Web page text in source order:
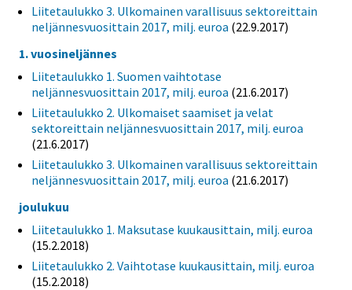
Liitetaulukko 3. Ulkomainen varallisuus sektoreittain
neljännesvuosittain 2017, milj. euroa (22.9.2017)
1. vuosineljännes
Liitetaulukko 1. Suomen vaihtotase
neljännesvuosittain 2017, milj. euroa (21.6.2017)
Liitetaulukko 2. Ulkomaiset saamiset ja velat
sektoreittain neljännesvuosittain 2017, milj. euroa
(21.6.2017)
Liitetaulukko 3. Ulkomainen varallisuus sektoreittain
neljännesvuosittain 2017, milj. euroa (21.6.2017)
joulukuu
Liitetaulukko 1. Maksutase kuukausittain, milj. euroa
(15.2.2018)
Liitetaulukko 2. Vaihtotase kuukausittain, milj. euroa
(15.2.2018)